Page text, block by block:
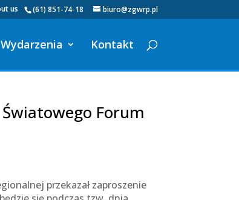
(61) 851-74-18 biuro@zgwrp.pl
us
Wydarzenia Kontakt
Forum
przekazał zaproszenie